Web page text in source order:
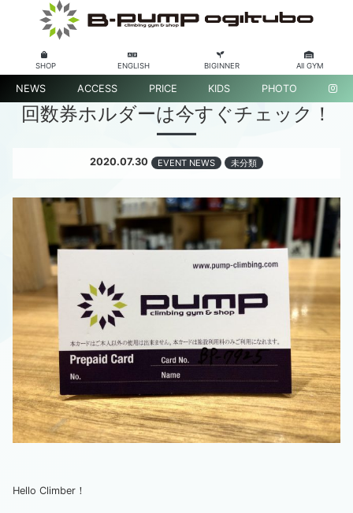
SHOP ENGLISH BIGINNER All GYM
NEWS ACCESS PRICE KIDS PHOTO
回数券ホルダーは今すぐチェック！
2020.07.30 EVENT NEWS 未分類
Hello Climber！